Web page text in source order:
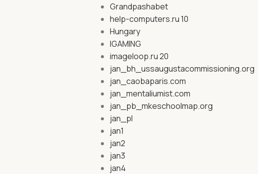
Grandpashabet
help-computers.ru 10
Hungary
IGAMING
imageloop.ru 20
jan_bh_ussaugustacommissioning.org
jan_caobaparis.com
jan_mentaliumist.com
jan_pb_mkeschoolmap.org
jan_pl
jan1
jan2
jan3
jan4